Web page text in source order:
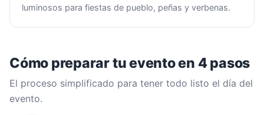
luminosos para fiestas de pueblo, peñas y verbenas.
Cómo preparar tu evento en 4 pasos
El proceso simplificado para tener todo listo el día del
evento.